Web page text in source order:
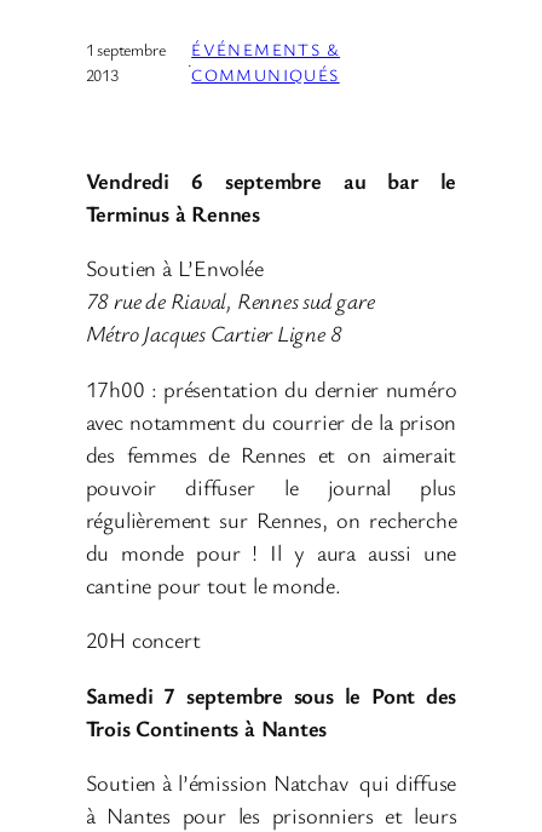
1 septembre
2013
·
ÉVÉNEMENTS &
COMMUNIQUÉS
Vendredi 6 septembre au bar le
Terminus à Rennes
Soutien à L’Envolée
78 rue de Riaval, Rennes sud gare
Métro Jacques Cartier Ligne 8
17h00 : présentation du dernier numéro
avec notamment du courrier de la prison
des femmes de Rennes et on aimerait
pouvoir diffuser le journal plus
régulièrement sur Rennes, on recherche
du monde pour ! Il y aura aussi une
cantine pour tout le monde.
20H concert
Samedi 7 septembre sous le Pont des
Trois Continents à Nantes
Soutien à l’émission Natchav qui diffuse
à Nantes pour les prisonniers et leurs